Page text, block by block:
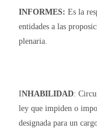
INFORMES: Es la
entidades a las
plenaria.
INHABILIDAD:
ley que impiden o
designada para un